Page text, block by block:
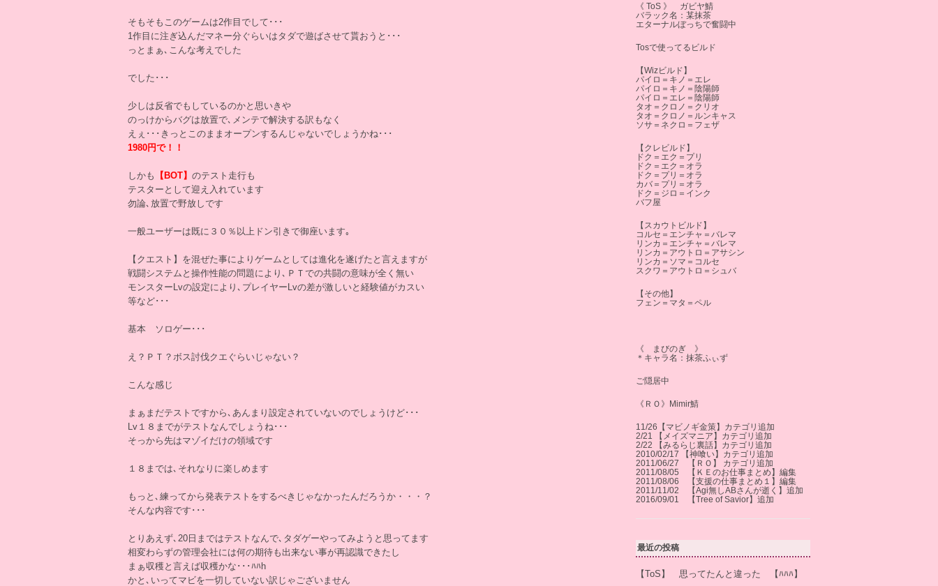
そもそもこのゲームは2作目でして･･･
1作目に注ぎ込んだマネー分ぐらいはタダで遊ばさせて貰おうと･･･
っとまぁ､こんな考えでした
でした･･･
少しは反省でもしているのかと思いきや
のっけからバグは放置で､メンテで解決する訳もなく
えぇ･･･きっとこのままオープンするんじゃないでしょうかね･･･
1980円で！！
しかも 【BOT】 のテスト走行も
テスターとして迎え入れています
勿論､放置で野放しです
一般ユーザーは既に３０％以上ドン引きで御座います｡
【クエスト】を混ぜた事によりゲームとしては進化を遂げたと言えますが
戦闘システムと操作性能の問題により､ＰＴでの共闘の意味が全く無い
モンスターLvの設定により､プレイヤーLvの差が激しいと経験値がカスい
等など･･･
基本 ソロゲー･･･
え？ＰＴ？ボス討伐クエぐらいじゃない？
こんな感じ
まぁまだテストですから､あんまり設定されていないのでしょうけど･･･
Lv１８までがテストなんでしょうね･･･
そっから先はマゾイだけの領域です
１８までは､それなりに楽しめます
もっと､練ってから発表テストをするべきじゃなかったんだろうか・・・？
そんな内容です･･･
とりあえず､20日まではテストなんで､タダゲーやってみようと思ってます
相変わらずの管理会社には何の期待も出来ない事が再認識できたし
まぁ収穫と言えば収穫かな･･･ﾊﾊh
かと､いってマビを一切していない訳じゃございません
《 ToS 》 ガビヤ鯖
バラック名：某抹茶
エターナルぼっちで奮闘中
Tosで使ってるビルド
【Wizビルド】
パイロ＝キノ＝エレ
パイロ＝キノ＝陰陽師
パイロ＝エレ＝陰陽師
タオ＝クロノ＝クリオ
タオ＝クロノ＝ルンキャス
ソサ＝ネクロ＝フェザ
【クレビルド】
ドク＝エク＝プリ
ドク＝エク＝オラ
ドク＝プリ＝オラ
カバ＝プリ＝オラ
ドク＝ジロ＝インク
バフ屋
【スカウトビルド】
コルセ＝エンチャ＝バレマ
リンカ＝エンチャ＝バレマ
リンカ＝アウトロ＝アサシン
リンカ＝ソマ＝コルセ
スクワ＝アウトロ＝シュバ
【その他】
フェン＝マタ＝ペル
《 まびのぎ 》
＊キャラ名：抹茶ふぃず
ご隠居中
《ＲＯ》Mimir鯖
11/26【マビノギ金策】カテゴリ追加
2/21 【メイズマニア】カテゴリ追加
2/22 【みるらじ裏話】カテゴリ追加
2010/02/17 【神喰い】カテゴリ追加
2011/06/27 【ＲＯ】 カテゴリ追加
2011/08/05 【ＫＥのお仕事まとめ】編集
2011/08/06 【支援の仕事まとめ１】編集
2011/11/02 【Agi無しABさんが逝く】追加
2016/09/01 【Tree of Savior】追加
最近の投稿
【ToS】 思ってたんと違った 【ﾊﾊﾊ】